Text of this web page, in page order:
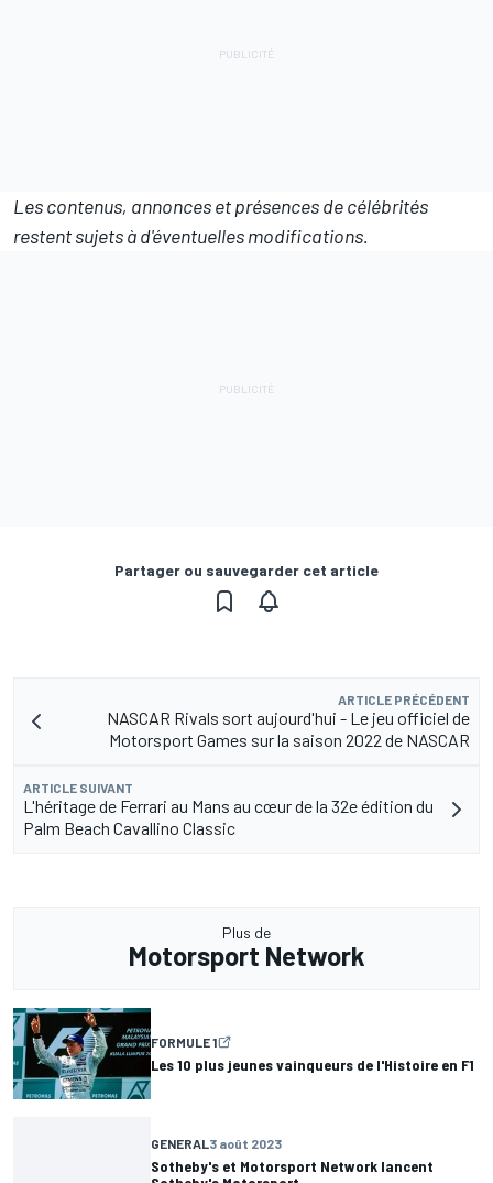
Les contenus, annonces et présences de célébrités
restent sujets à d'éventuelles modifications.
Partager ou sauvegarder cet article
ARTICLE PRÉCÉDENT
NASCAR Rivals sort aujourd'hui - Le jeu officiel de
Motorsport Games sur la saison 2022 de NASCAR
ARTICLE SUIVANT
L'héritage de Ferrari au Mans au cœur de la 32e édition du
Palm Beach Cavallino Classic
Plus de
Motorsport Network
FORMULE 1
Les 10 plus jeunes vainqueurs de l'Histoire en F1
GENERAL 3 août 2023
Sotheby's et Motorsport Network lancent